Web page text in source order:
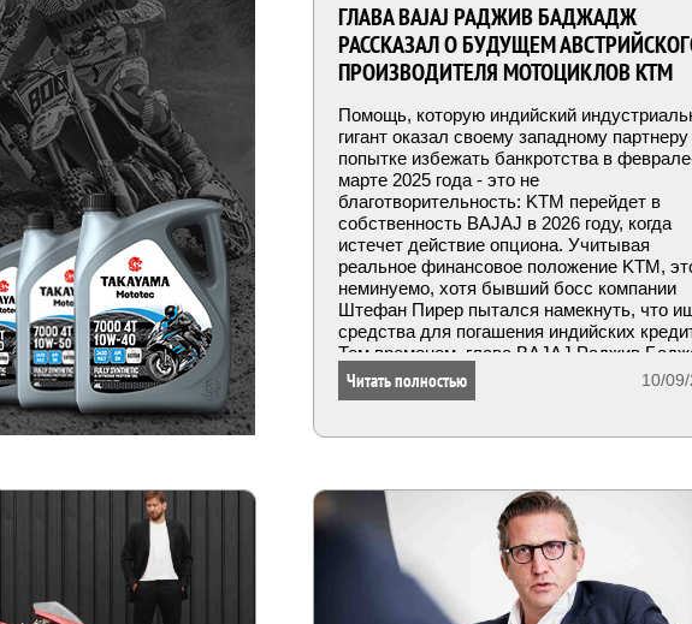
ГЛАВА BAJAJ РАДЖИВ БАДЖАДЖ
РАССКАЗАЛ О БУДУЩЕМ
ПРОИЗВОДИТЕЛЯ МОТОЦИКЛОВ KTM
Помощь, которую индийский
гигант оказал своему западному
попытке избежать банкротства в
марте 2025 года - это не
благотворительность: KTM перейдет в
собственность BAJAJ в 2026 году, когда
истечет действие опциона. Учитывая
реальное финансовое положение KTM,
неминуемо, хотя бывший босс компании
Штефан Пирер пытался намекнуть, что
средства для погашения индийских
Тем временем, глава BAJAJ Раджив
(Rajiv Bajaj) намекнул на свой план
реорганизации австрийской компании.
10/
Читать полностью